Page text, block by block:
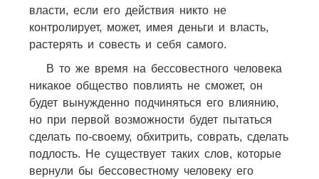
власти, если его действия никто не
контролирует, может, имея деньги и власть,
растерять и совесть и себя самого.
В то же время на бессовестного человека
никакое общество повлиять не сможет, он
будет вынужденно подчиняться его влиянию,
но при первой возможности будет пытаться
сделать по-своему, обхитрить, соврать, сделать
подлость. Не существует таких слов, которые
вернули бы бессовестному человеку его